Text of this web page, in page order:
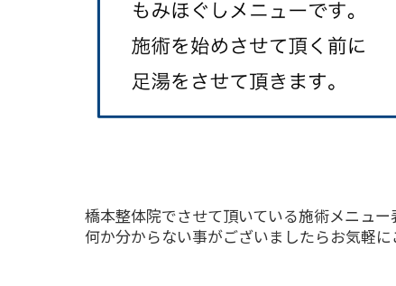
橋本整体院でさせて頂いている施術メニュー
何か分からない事がございましたらお気軽